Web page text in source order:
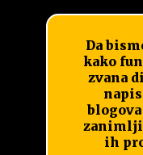
Da
kako
zvana
ih